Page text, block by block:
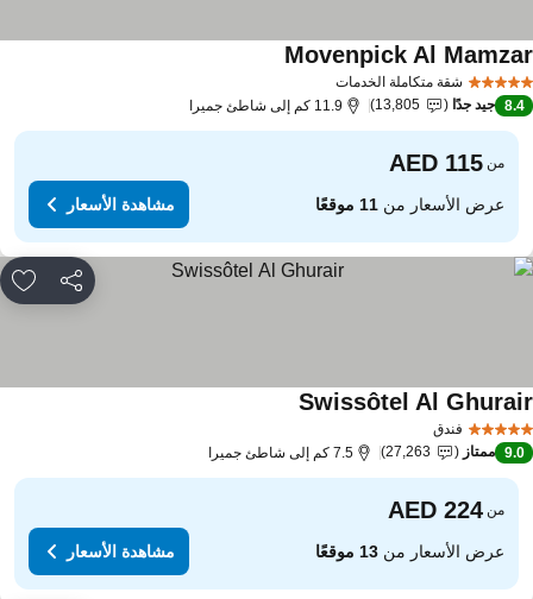
شقة متكاملة الخدمات
Movenpick Alمشاهدة الأسعار
8.4 جيد جدًا 13,805 11.9 كم إلى شاطئ جميرا
من
عرض الأسعار من11 موقعًا مشاهدة الأسعار
مشاركة
فندق
Swissôtel Alمشاهدة الأسعار
9.0 ممتاز 27,263 7.5 كم إلى شاطئ جميرا
من
عرض الأسعار من13 موقعًا مشاهدة الأسعار